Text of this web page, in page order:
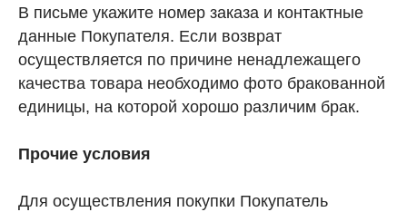
В письме укажите номер заказа и контактные
данные Покупателя. Если возврат
осуществляется по причине ненадлежащего
качества товара необходимо фото бракованной
единицы, на которой хорошо различим брак.
Прочие условия
Для осуществления покупки Покупатель